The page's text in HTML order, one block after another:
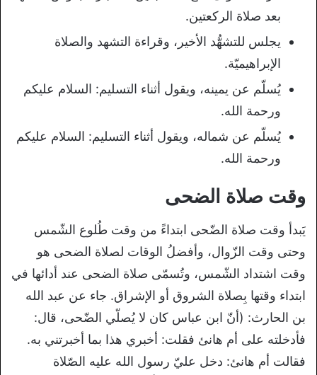
بعد صلاة الركعتين.
يجلس للتشهُّد الأخير، وقراءة التشهد والصلاة
الإبراهيميّة.
يُسلّم عن يمينه، ويقول أثناء التسليم: السلام عليكم
ورحمة الله.
يُسلّم عن شماله، ويقول أثناء التسليم: السلام عليكم
ورحمة الله.
وقت صلاة الضحى
يَبدأ وقت صلاة الضّحى ابتداءً من وقت طُلوع الشّمس
وحتى وقت الزّوال، وأفضلُ الوقات لصلاة الضحى هو
وقت اشتداد الشّمس، وتُسمّى صلاة الضحى عند أدائها في
ابتداء وقتها بِصلاة الشروق أو الإشراق. جاء عن عبد الله
بن الحارث: (أنّ ابن عباس كان لا يُصلّي الضّحى، قال:
فأدخلته على أم هانئ فقلت: أخبري هذا بما أخبرتني به.
فقالت أم هانئ: دخل عليّ رسول الله عليه الصّلاة